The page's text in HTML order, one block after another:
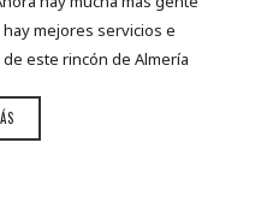
mejores servicios e
este rincón de Almería